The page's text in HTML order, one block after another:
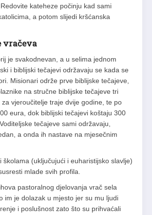
kateheze počinju kad sami
a potom slijedi kršćanska
vračeva
je svakodnevan, a u selima jednom
i biblijski tečajevi održavaju se kada se
Misionari održe prve biblijske tečajeve,
na stručne biblijske tečajeve tri
za vjeroučitelje traje dvije godine, te po
eura, dok biblijski tečajevi koštaju 300
tečajeve sami održavaju,
a onda ih nastave na mjesečnim
školama (uključujući i euharistijsko slavlje)
mlade svih profila.
pastoralnog djelovanja vrač sela
im je dolazak u mjesto jer su mu ljudi
i poslušnost zato što su prihvaćali